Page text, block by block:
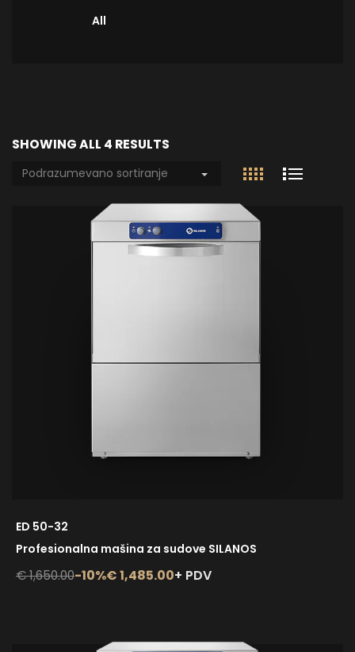
All
SHOWING ALL 4 RESULTS
ED 50-32
Profesionalna mašina za sudove SILANOS
€ 1,650.00-10%€ 1,485.00+ PDV